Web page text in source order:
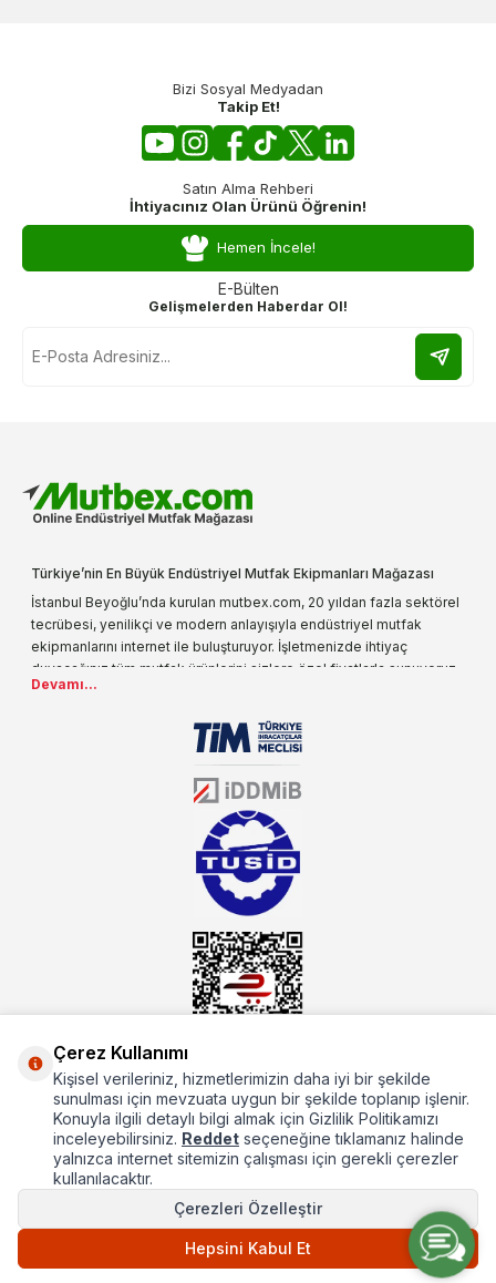
Bizi Sosyal Medyadan
Takip Et!
Satın Alma Rehberi
İhtiyacınız Olan Ürünü Öğrenin!
Hemen İncele!
E-Bülten
Gelişmelerden Haberdar Ol!
Türkiye’nin En Büyük Endüstriyel Mutfak Ekipmanları Mağazası
İstanbul Beyoğlu’nda kurulan mutbex.com, 20 yıldan fazla sektörel
tecrübesi, yenilikçi ve modern anlayışıyla endüstriyel mutfak
ekipmanlarını internet ile buluşturuyor. İşletmenizde ihtiyaç
duyacağınız tüm mutfak ürünlerini sizlere özel fiyatlarla sunuyoruz.
Endüstriyel mutfak malzemesi deyince akla gelen ilk adreslerden
sektörün farklı alanlarında da faliyet gösteren mutbex.com,
Öztiryakiler resmi bayisidir. Öztiryakiler ürünleri üzerinde büyük bir
donanıma sahip ekibi ile müşterilerine koşulsuz destek sunan
mutbex.com ile endüstriyel mutfak malzemeleri konusunda
alacağınız hizmet standartların her zaman üstünde olacaktır.
Devamı...
Hakkımızda
Hızlı Erişim
Popüler Kategoriler
Çerez Kullanımı
Kişisel verileriniz, hizmetlerimizin daha iyi bir şekilde
sunulması için mevzuata uygun bir şekilde toplanıp işlenir.
Konuyla ilgili detaylı bilgi almak için Gizlilik Politikamızı
inceleyebilirsiniz. Reddet seçeneğine tıklamanız halinde
yalnızca internet sitemizin çalışması için gerekli çerezler
kullanılacaktır.
Çerezleri Özelleştir
Hepsini Kabul Et